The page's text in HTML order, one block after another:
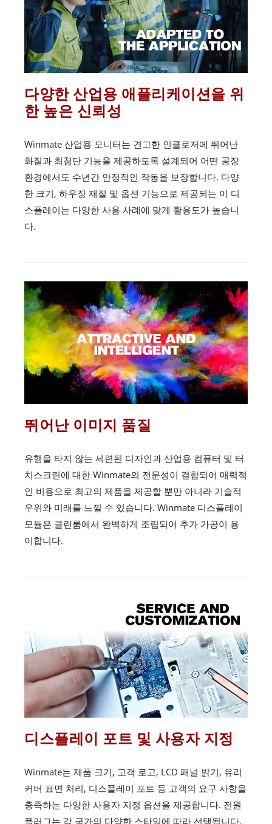
다양한 산업용 애플리케이션을 위
한 높은 신뢰성
Winmate 산업용 모니터는 견고한 인클로저에 뛰어난
화질과 최첨단 기능을 제공하도록 설계되어 어떤 공장
환경에서도 수년간 안정적인 작동을 보장합니다. 다양
한 크기, 하우징 재질 및 옵션 기능으로 제공되는 이 디
스플레이는 다양한 사용 사례에 맞게 활용도가 높습니
다.
뛰어난 이미지 품질
유행을 타지 않는 세련된 디자인과 산업용 컴퓨터 및 터
치스크린에 대한 Winmate의 전문성이 결합되어 매력적
인 비용으로 최고의 제품을 제공할 뿐만 아니라 기술적
우위와 미래를 느낄 수 있습니다. Winmate 디스플레이
모듈은 클린룸에서 완벽하게 조립되어 추가 가공이 용
이합니다.
디스플레이 포트 및 사용자 지정
Winmate는 제품 크기, 고객 로고, LCD 패널 밝기, 유리
커버 표면 처리, 디스플레이 포트 등 고객의 요구 사항을
충족하는 다양한 사용자 지정 옵션을 제공합니다. 전원
플러그는 각 국가의 다양한 스타일에 따라 선택됩니다.